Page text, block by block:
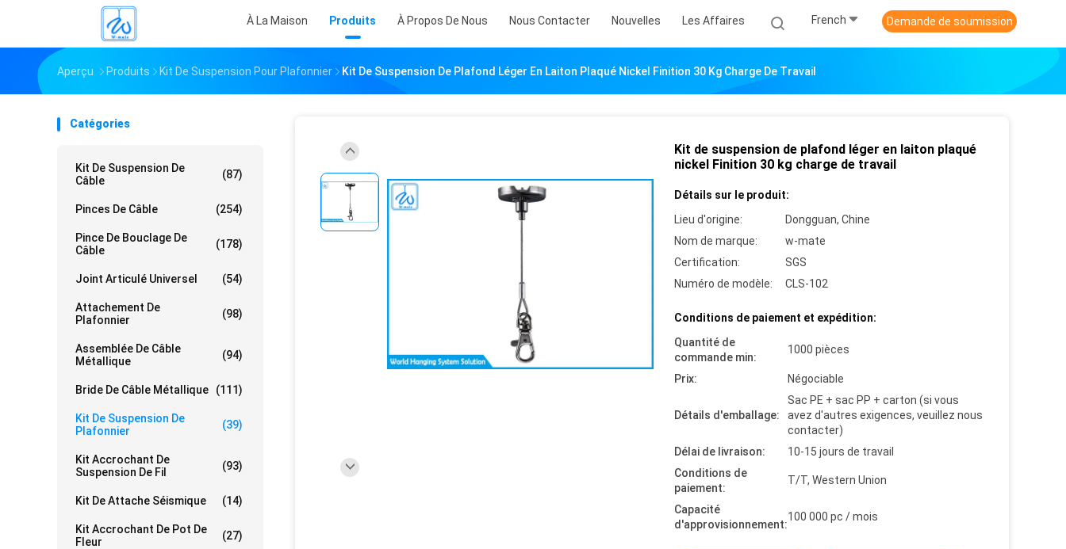
À La Maison Produits À Propos De Nous Nous Contacter Nouvelles Les Affaires French Demande de soumission
Aperçu Produits Kit De Suspension Pour Plafonnier Kit De Suspension De Plafond Léger En Laiton Plaqué Nickel Finition 30 Kg Charge De Travail
Catégories
Kit De Suspension De
Câble
(87)
Pinces De Câble (254)
Pince De Bouclage De
Câble
(178)
Joint Articulé Universel (54)
Attachement De
Plafonnier
(98)
Assemblée De Câble
Métallique
(94)
Bride De Câble Métallique (111)
Kit De Suspension De
Plafonnier
(39)
Kit Accrochant De
Suspension De Fil
(93)
Kit De Attache Séismique (14)
Kit Accrochant De Pot De
Fleur
(27)
Kit de suspension de plafond léger en laiton plaqué
nickel Finition 30 kg charge de travail
Détails sur le produit:
Lieu d'origine:
Dongguan, Chine
Nom de marque:
w-mate
Certification:
SGS
Numéro de modèle:
CLS-102
Conditions de paiement et expédition:
Quantité de
commande min:
1000 pièces
Prix: Négociable
Détails d'emballage:
Sac PE + sac PP + carton (si vous
avez d'autres exigences, veuillez nous
contacter)
Délai de livraison:
10-15 jours de travail
Conditions de
paiement:
T/T, Western Union
Capacité
d'approvisionnement:
100 000 pc / mois